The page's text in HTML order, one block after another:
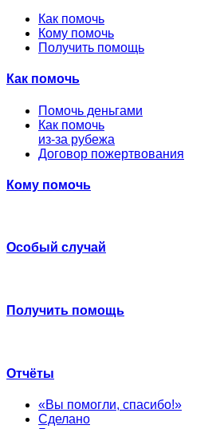
Как помочь
Кому помочь
Получить помощь
Как помочь
Помочь деньгами
Как помочь
из-за рубежа
Договор пожертвования
Кому помочь
Особый случай
Получить помощь
Отчёты
«Вы помогли, спасибо!»
Сделано